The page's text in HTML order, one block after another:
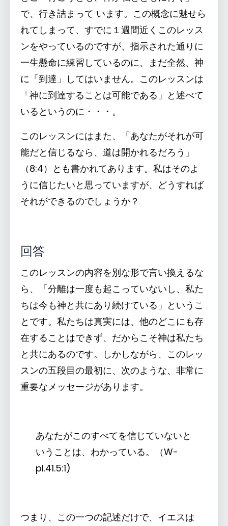
で、行き詰まって います。この概念に魅せら
れてしまって、すでに１週間近くこのレッス
ンをやっているのですが、指示された通りに
一生懸命に練習しているのに、まだ全然、神
に「到達」してはいません。このレッスンは
「神に到達することは可能である」と述べて
いるというのに・・・。
このレッスンにはまた、「あなたがそれが可
能だと信じるなら、道は開かれるだろう」
（8:4）とも書かれてあります。私はそのよ
うに信じたいと思っていますが、どうすれば
それができるのでしょうか？
回答
このレッスンの内容を別な形で言い換えるな
ら、「分離は一度も起こっていないし、私た
ちは今も神と共にあり続けている」というこ
とです。私たちは真実には、他のどこにも存
在することはできず、だからこそ神は私たち
と共にあるのです。しかしながら、このレッ
スンの五段目の最初に、次のような、非常に
重要なメッセージがあります。
あなたがこのすべてを信じていないと
いうことは、わかっている。（W-
pI.41.5:1)
つまり、この一つの記述だけで、イエスは